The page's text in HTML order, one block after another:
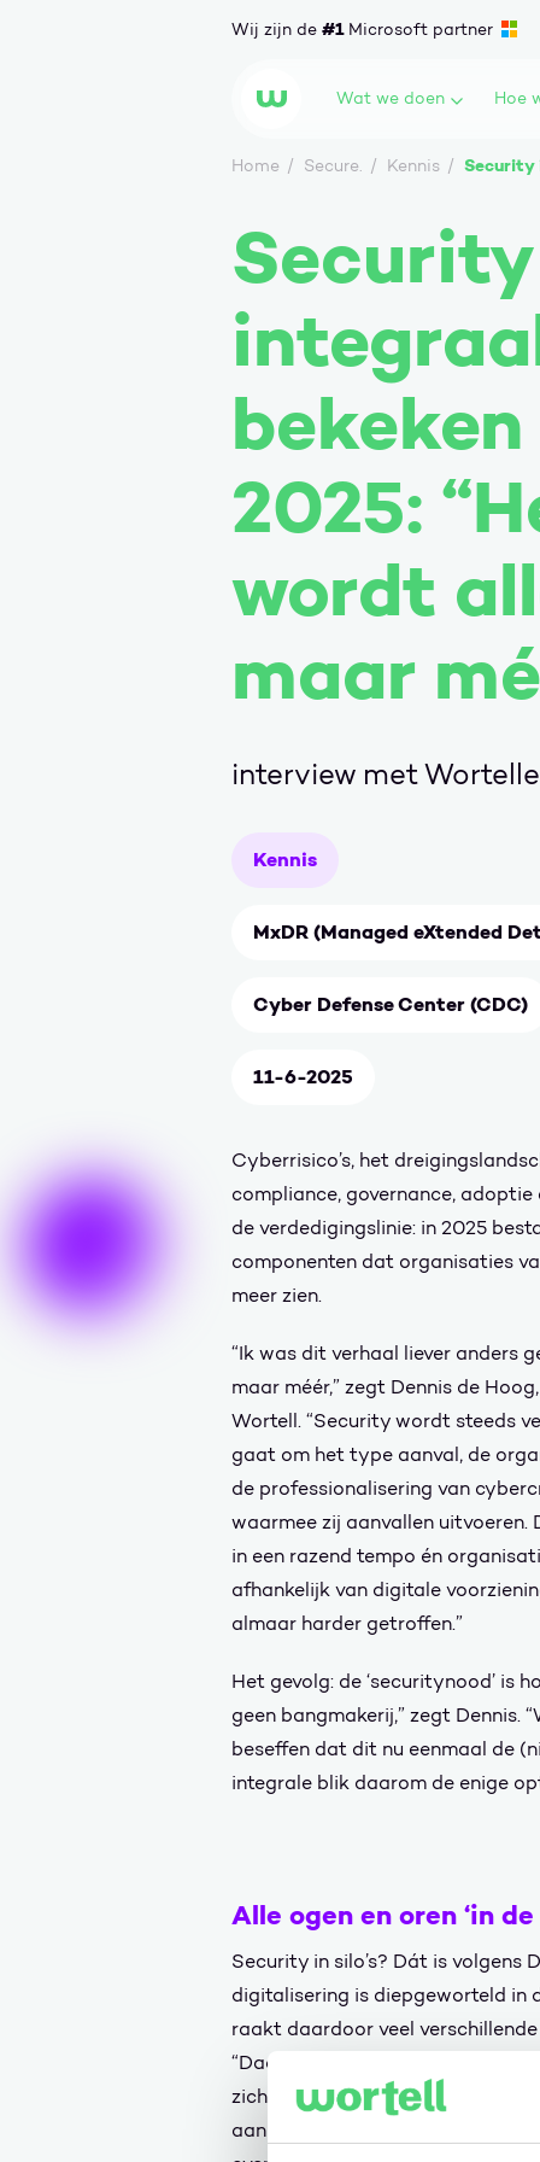
Wij zijn de #1Microsoft partner
Wortell Wat we doen Hoe
Home Secure. Kennis Security
Security
2025:
wordt
maar
interview met
Kennis
MxDR (Managed eXtended
Cyber Defense Center (CDC)
11-6-2025
Cyberrisico’s, het
compliance, governance,
de verdedigingslinie: in 2025
componenten dat organisaties
meer zien.
“Ik was dit verhaal liever anders
maar méér,” zegt Dennis de
Wortell. “Security wordt steeds
gaat om het type aanval, de
de professionalisering van
waarmee zij aanvallen
in een razend tempo én
afhankelijk van digitale
almaar harder getroffen.”
Het gevolg: de ‘securitynood’ is
geen bangmakerij,” zegt Dennis.
beseffen dat dit nu eenmaal de
integrale blik daarom de enige
Alle ogen en oren ‘in de
Security in silo’s? Dát is volgens
digitalisering is diepgeworteld in
raakt daardoor veel
“Daardoor kun je security
zichzelf staande onderdelen. Je
aan een holistische of integrale